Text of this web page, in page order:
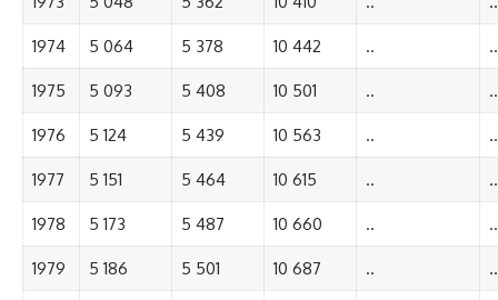
1974 5 064 5 378 10 442 .. ..
1975 5 093 5 408 10 501 .. ..
1976 5 124 5 439 10 563 .. ..
1977 5 151 5 464 10 615 .. ..
1978 5 173 5 487 10 660 .. ..
1979 5 186 5 501 10 687 .. ..